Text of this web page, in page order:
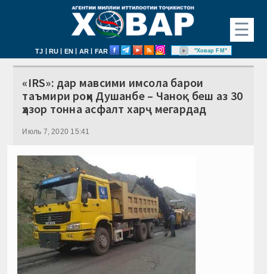
☰
TJ | RU | EN | AR | FAR "Ховар FM"
«IRS»: дар мавсими имсола барои
таъмири роҳи Душанбе – Чаноқ беш аз 30
ҳазор тонна асфалт харҷ мегардад
Июль 7, 2020 15:41